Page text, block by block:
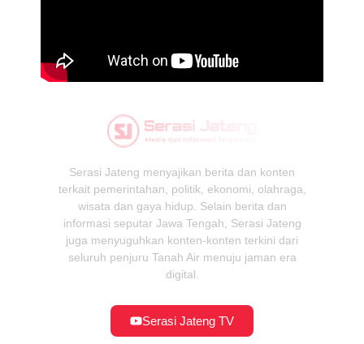
Serasi Jateng menyajikan berita dan konten
terkait pemerintahan, politik, ekonomi, olahraga,
wisata dan gaya hidup. Selain berita dan
informasi seputar Jawa Tengah, Serasi Jateng
juga menyuguhkan konten-konten terkini dari
seluruh penjuru Tanah Air menuju jaman era
digital.
Serasi Jateng TV